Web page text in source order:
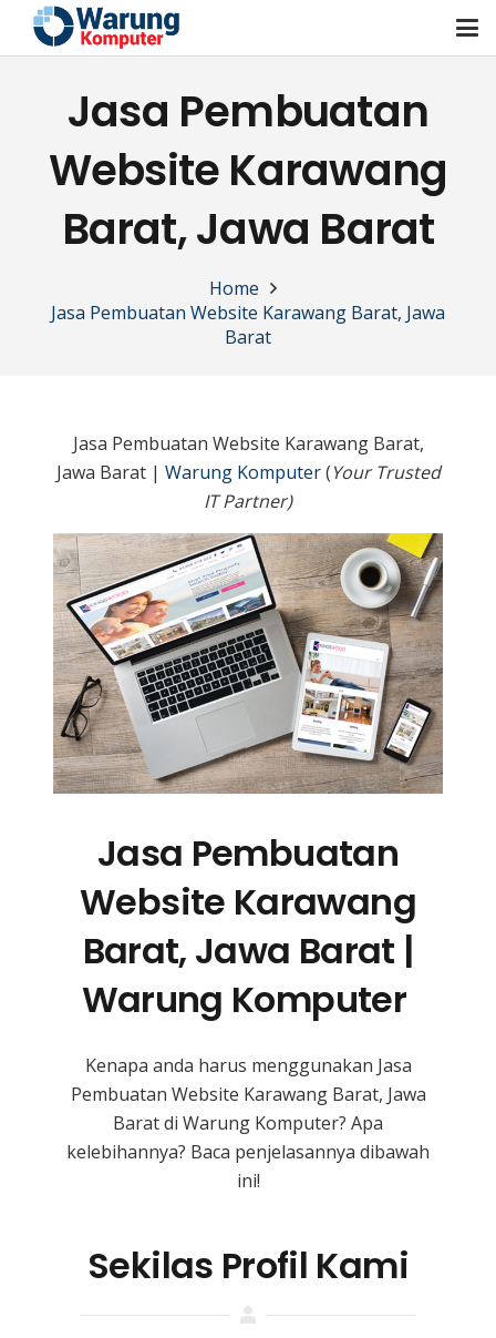
Jasa Pembuatan
Website Karawang
Barat, Jawa Barat
Home
Jasa Pembuatan Website Karawang Barat, Jawa
Barat
Jasa Pembuatan Website Karawang Barat,
Jawa Barat | Warung Komputer(Your Trusted
IT Partner)
Jasa Pembuatan
Website Karawang
Barat, Jawa Barat |
Warung Komputer
Kenapa anda harus menggunakan Jasa
Pembuatan Website Karawang Barat, Jawa
Baratdi Warung Komputer? Apa
kelebihannya? Baca penjelasannya dibawah
ini!
Sekilas Profil Kami